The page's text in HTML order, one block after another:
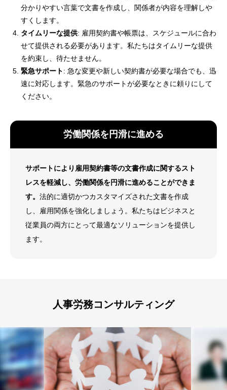
分かりやすい言葉で文書を作成し、関係者が内容を理解しや
すくします。
タイムリーな提供: 雇用契約書や帳票は、スケジュールに合わ
せて提供される必要があります。私たちはタイムリーな提供
を約束し、待たせません。
緊急サポート: 急な変更や新しい契約書が必要な場合でも、迅
速に対応します。緊急のサポートが必要なときに頼りにして
ください。
労働関係を円滑に進める
サポートにより雇用契約書等の文書作成に関するスト
レスを軽減し、労働関係を円滑に進めることができま
す。 法的に適切かつカスタマイズされた文書を作成
し、雇用関係を強化しましょう。私たちはビジネスと
従業員の両方にとって最適なソリューションを提供し
ます。
人事労務コンサルティング